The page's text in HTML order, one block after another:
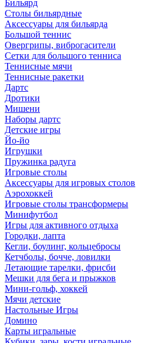
Бильярд
Столы бильярдные
Аксессуары для бильярда
Большой теннис
Овергрипы, виброгасители
Сетки для большого тенниса
Теннисные мячи
Теннисные ракетки
Дартс
Дротики
Мишени
Наборы дартс
Детские игры
Йо-йо
Игрушки
Пружинка радуга
Игровые столы
Аксессуары для игровых столов
Аэрохоккей
Игровые столы трансформеры
Минифутбол
Игры для активного отдыха
Городки, лапта
Кегли, боулинг, кольцебросы
Кетчболы, бочче, ловилки
Летающие тарелки, фрисби
Мешки для бега и прыжков
Мини-гольф, хоккей
Мячи детские
Настольные Игры
Домино
Карты игральные